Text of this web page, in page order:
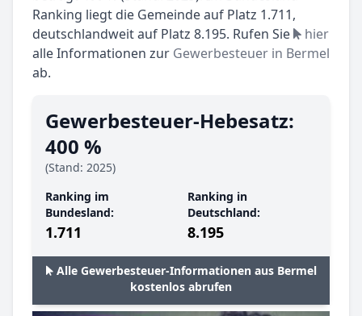
Ranking liegt die Gemeinde auf Platz 1.711,
deutschlandweit auf Platz 8.195. Rufen Sie
hier
alle Informationen zur Gewerbesteuer in Bermel
ab.
Gewerbesteuer-Hebesatz:
400 %
(Stand: 2025)
Ranking im
Bundesland:
1.711
Ranking in
Deutschland:
8.195
Alle Gewerbesteuer-Informationen aus Bermel
kostenlos abrufen